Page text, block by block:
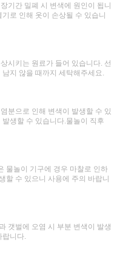
기간 밀폐 시 변색에 원인이 됩니
로 인해 옷이 손상될 수 있습니
시키는 원료가 들어 있습니다. 선
지 않을 때까지 세탁해주세요.
분으로 인해 변색이 발생할 수 있
생할 수 있습니다.물놀이 직후
물놀이 기구에 경우 마찰로 인하
할 수 있으니 사용에 주의 바랍니
갯벌에 오염 시 부분 변색이 발생
랍니다.